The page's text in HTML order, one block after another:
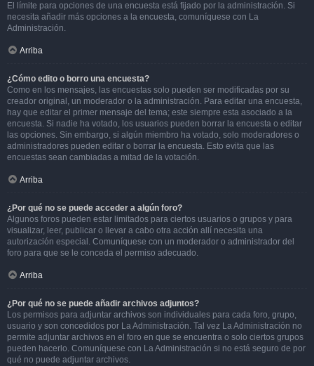
El límite para opciones de una encuesta está fijado por la administración. Si
necesita añadir más opciones a la encuesta, comuníquese con La
Administración.
Arriba
¿Cómo edito o borro una encuesta?
Como en los mensajes, las encuestas solo pueden ser modificadas por su
creador original, un moderador o la administración. Para editar una encuesta,
hay que editar el primer mensaje del tema; este siempre esta asociado a la
encuesta. Si nadie ha votado, los usuarios pueden borrar la encuesta o editar
las opciones. Sin embargo, si algún miembro ha votado, solo moderadores o
administradores pueden editar o borrar la encuesta. Esto evita que las
encuestas sean cambiadas a mitad de la votación.
Arriba
¿Por qué no se puede acceder a algún foro?
Algunos foros pueden estar limitados para ciertos usuarios o grupos y para
visualizar, leer, publicar o llevar a cabo otra acción allí necesita una
autorización especial. Comuníquese con un moderador o administrador del
foro para que se le conceda el permiso adecuado.
Arriba
¿Por qué no se puede añadir archivos adjuntos?
Los permisos para adjuntar archivos son individuales para cada foro, grupo,
usuario y son concedidos por La Administración. Tal vez La Administración no
permite adjuntar archivos en el foro en que se encuentra o solo ciertos grupos
pueden hacerlo. Comuníquese con La Administración si no está seguro de por
qué no puede adjuntar archivos.